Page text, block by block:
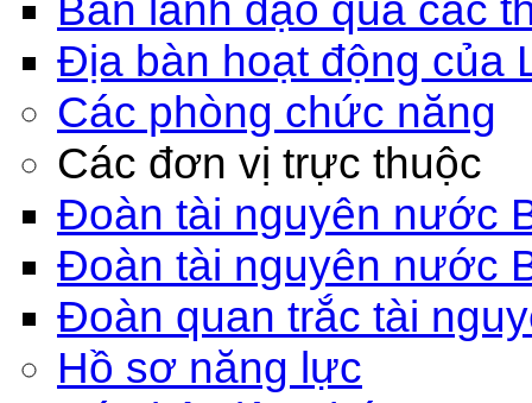
Địa bàn hoạt động của
Các phòng chức năng
Các đơn vị trực thuộc
Đoàn tài nguyên nước
Đoàn tài nguyên nước
Đoàn quan trắc tài
Hồ sơ năng lực